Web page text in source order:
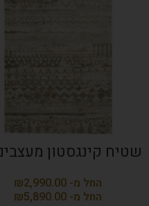
שטיח קינגסטון
₪
₪